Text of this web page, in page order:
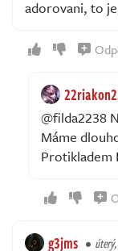
adorovani, to
@filda2238
Máme
Protikladem
g3jms